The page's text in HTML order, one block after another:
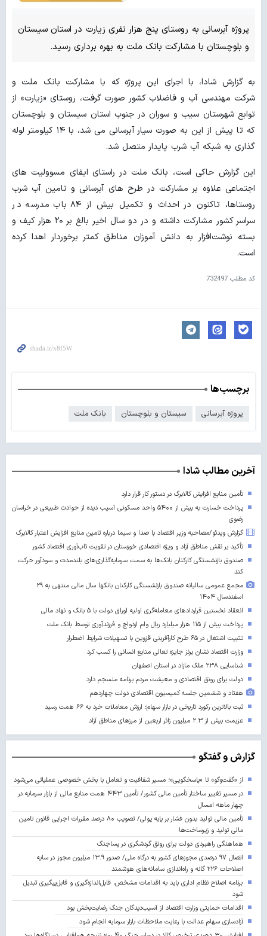
پروژه آبرسانی به روستای پنج هزار نفری زیارت در استان سیستان
و بلوچستان با مشارکت بانک ملت به بهره برداری رسید.
به گزارش شادا، با اجرای این پروژه که با مشارکت بانک ملت و
شرکت مهندسی آب و فاضلاب کشور صورت گرفت، روستای «زیارت» از
توابع شهرستان سیب و سوران در جنوب استان سیستان و بلوچستان
که تا پیش از این به صورت سیار آبرسانی می شد، با ۱۴ کیلومتر لوله
گذاری به شبکه آب شرب پایدار متصل شد.
این گزارش حاکی است، بانک ملت در راستای ایفای مسوولیت های
اجتماعی علاوه بر مشارکت در طرح های آبرسانی و تامین آب شرب
روستاها، تاکنون در احداث و تکمیل بیش از ۸۴ باب مدرسه در
سراسر کشور مشارکت داشته و در دو سال اخیر بالغ بر ۲۰ هزار کیف و
بسته نوشت‌افزار به دانش آموزان مناطق کمتر برخوردار اهدا کرده
است.
کد مطلب 732497
برچسب‌ها
پروژه آبرسانی سیستان و بلوچستان بانک ملت
آخرین مطالب شادا
تأمین منابع افزایش کالابرگ در دستور کار قرار دارد
پرداخت خسارت به بیش از ۵۴۰۰ واحد مسکونی آسیب دیده از حوادث طبیعی در خراسان
رضوی
گزارش ویدئو/مصاحبه وزیر اقتصاد با صدا و سیما درباره تامین منابع افزایش اعتبار کالابرگ
تأکید بر نقش مناطق آزاد و ویژه اقتصادی خوزستان در تقویت تاب‌آوری اقتصاد کشور
صندوق بازنشستگی کارکنان بانک‌ها به سمت سرمایه‌گذاری‌های بلندمدت و سودآور حرکت
کند
مجمع عمومی سالیانه صندوق بازنشستگی کارکنان بانکها سال مالی منتهی به ۲۹
اسفندسال ۱۴۰۴
انعقاد نخستین قراردادهای معامله‌گری اولیه اوراق دولت با ۵ بانک و نهاد مالی
پرداخت بیش از ۱۱۵ هزار میلیارد ریال وام ازدواج و فرزندآوری توسط بانک ملت
تثبیت اشتغال در ۶۵ طرح کارآفرینی قزوین با تسهیلات شرایط اضطرار
وزارت اقتصاد نشان برنز جایزه تعالی منابع انسانی را کسب کرد
شناسایی ۲۳۸ ملک مازاد در استان اصفهان
دولت برای رونق اقتصادی و معیشت مردم برنامه منسجم دارد
هفتاد و ششمین جلسه کمیسیون اقتصادی دولت چهاردهم
ثبت بالاترین رکورد تاریخی در بازار سهام؛ ارزش معاملات خرد به ۶۶ همت رسید
عزیمت بیش از ۲.۳ میلیون زائر اربعین از مرزهای مناطق آزاد
گزارش و گفتگو
از «گفت‌وگو» تا «پاسخگویی»؛ مسیر شفافیت و تعامل با بخش خصوصی عملیاتی می‌شود
در مسیر تغییر ساختار تأمین مالی کشور/ تأمین ۴۴۳ همت منابع مالی از بازار سرمایه در
چهار ماهه امسال
تأمین مالی تولید بدون فشار بر پایه پولی/ تصویب ۸۰ درصد مقررات اجرایی قانون تامین
مالی تولید و زیرساخت‌ها
هماهنگی راهبردی دولت برای رونق گردشگری در پساجنگ
اتصال ۹۷ درصدی مجوزهای کشور به درگاه ملی/ صدور ۱۳.۹ میلیون مجوز در سایه
اصلاحات ۲۲۶ گانه و راه‌اندازی سامانه‌های هوشمند
برنامه اصلاح نظام اداری باید به اقدامات مشخص، قابل‌اندازه‌گیری و قابل‌پیگیری تبدیل
شود
اقدامات حمایتی وزارت اقتصاد از آسیب‌دیدگان جنگ رضایت‌بخش بود
آزادسازی سهام عدالت با رعایت ملاحظات بازار سرمایه انجام شود